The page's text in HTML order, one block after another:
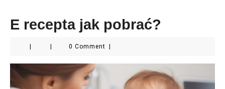
E recepta jak pobrać?
0 Comment